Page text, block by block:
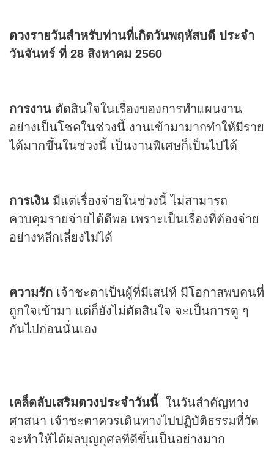
ดวงรายวันสำหรับท่านที่เกิดวันพฤหัสบดี ประจำ
วันจันทร์ ที่ 28 สิงหาคม 2560
การงาน ตัดสินใจในเรื่องของการทำแผนงาน
อย่างเป็นโชคในช่วงนี้ งานเข้ามามากทำให้มีราย
ได้มากขึ้นในช่วงนี้ เป็นงานพิเศษก็เป็นไปได้
การเงิน มีแต่เรื่องจ่ายในช่วงนี้ ไม่สามารถ
ควบคุมรายจ่ายได้ดีพอ เพราะเป็นเรื่องที่ต้องจ่าย
อย่างหลีกเลี่ยงไม่ได้
ความรัก เจ้าชะตาเป็นผู้ที่มีเสน่ห์ มีโอกาสพบคนที่
ถูกใจเข้ามา แต่ก็ยังไม่ตัดสินใจ จะเป็นการดู ๆ
กันไปก่อนนั่นเอง
เคล็ดลับเสริมดวงประจำวันนี้ ในวันสำคัญทาง
ศาสนา เจ้าชะตาควรเดินทางไปปฏิบัติธรรมที่วัด
จะทำให้ได้ผลบุญกุศลที่ดีขึ้นเป็นอย่างมาก